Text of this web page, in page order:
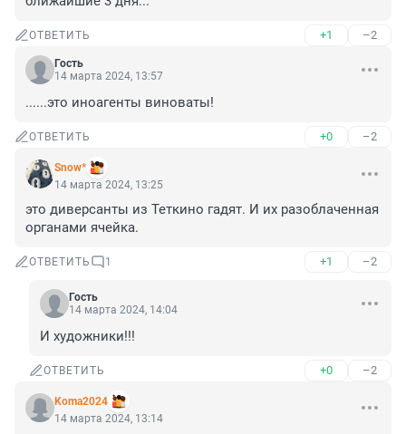
ОТВЕТИТЬ +1 –2
Гость
14 марта 2024, 13:57
......это иноагенты виноваты!
ОТВЕТИТЬ +0 –2
Snow*
14 марта 2024, 13:25
это диверсанты из Теткино гадят. И их разоблаченная
органами ячейка.
ОТВЕТИТЬ 1 +1 –2
Гость
14 марта 2024, 14:04
И художники!!!
ОТВЕТИТЬ +0 –2
Koma2024
14 марта 2024, 13:14